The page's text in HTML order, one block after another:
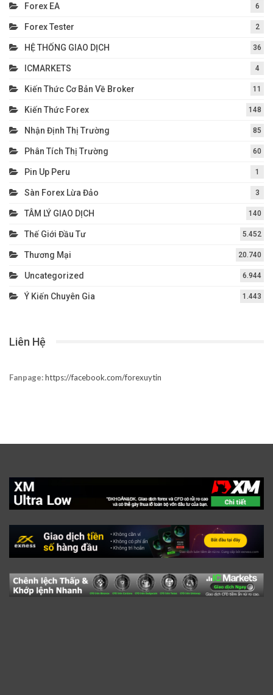
Forex EA 6
Forex Tester 2
HỆ THỐNG GIAO DỊCH 36
ICMARKETS 4
Kiến Thức Cơ Bản Về Broker 11
Kiến Thức Forex 148
Nhận Định Thị Trường 85
Phân Tích Thị Trường 60
Pin Up Peru 1
Sàn Forex Lừa Đảo 3
TÂM LÝ GIAO DỊCH 140
Thế Giới Đầu Tư 5.452
Thương Mại 20.740
Uncategorized 6.944
Ý Kiến Chuyên Gia 1.443
Liên Hệ
Fanpage:https://facebook.com/forexuytin